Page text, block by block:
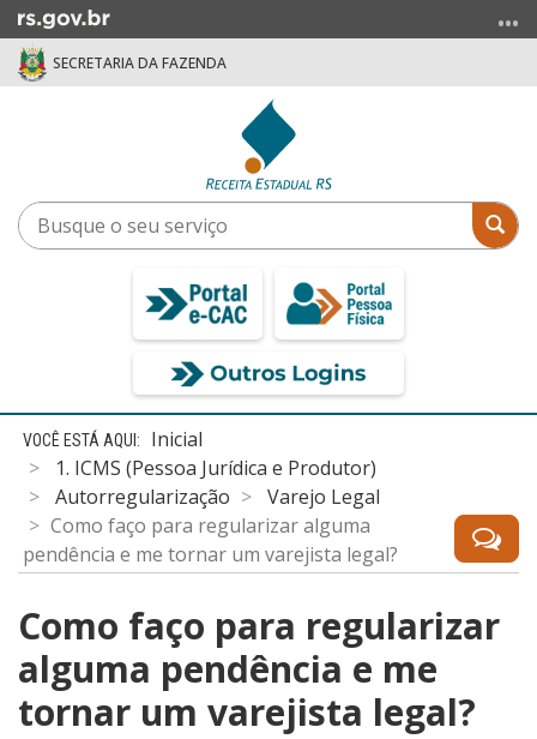
para
menu
SECRETARIA DA FAZENDA
Busque
o
Início
conteúdo
Inicial
1. ICMS (Pessoa Jurídica e Produtor)
Autorregularização
Varejo Legal
Como faço para regularizar alguma
pendência e me tornar um varejista legal?
Como faço para regularizar
alguma pendência e me
tornar um varejista legal?